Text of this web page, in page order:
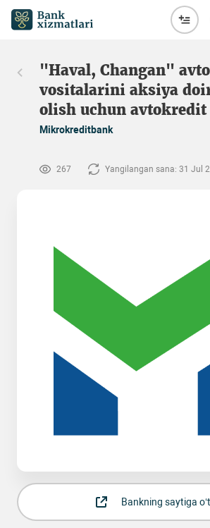
"Haval, Changan"
vositalarini aksiya
olish uchun avtokredit
Mikrokreditbank
267 Yangilangan sana: 31 Jul
Bankning saytiga